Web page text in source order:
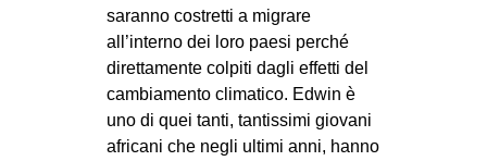
saranno costretti a migrare
all’interno dei loro paesi perché
direttamente colpiti dagli effetti del
cambiamento climatico. Edwin è
uno di quei tanti, tantissimi giovani
africani che negli ultimi anni, hanno